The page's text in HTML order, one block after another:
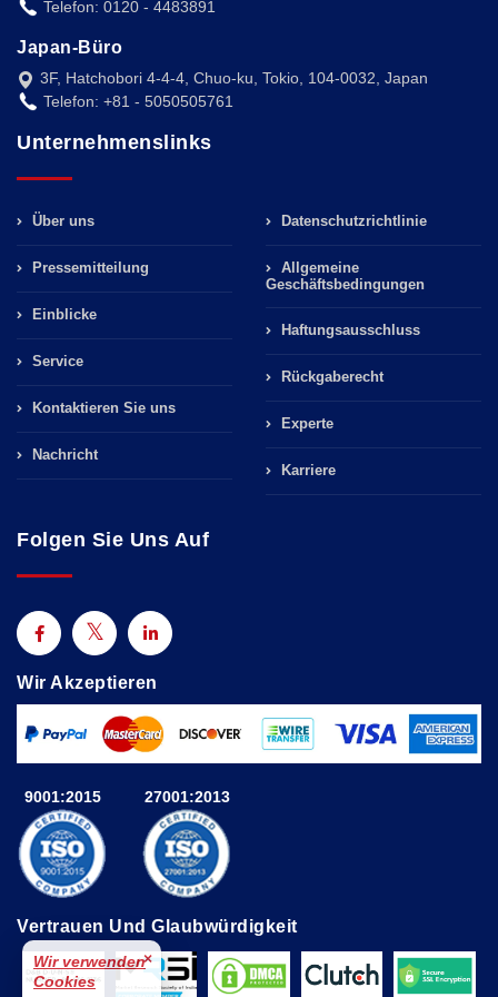
Telefon: 0120 - 4483891
Japan-Büro
3F, Hatchobori 4-4-4, Chuo-ku, Tokio, 104-0032, Japan
Telefon: +81 - 5050505761
Unternehmenslinks
Über uns
Pressemitteilung
Einblicke
Service
Kontaktieren Sie uns
Nachricht
Datenschutzrichtlinie
Allgemeine
Geschäftsbedingungen
Haftungsausschluss
Rückgaberecht
Experte
Karriere
Folgen Sie Uns Auf
Wir Akzeptieren
9001:2015 27001:2013
Vertrauen Und Glaubwürdigkeit
Wir verwenden
Cookies
×